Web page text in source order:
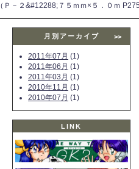
（Ｐ－２&#12288;７５ｍｍ×５．０ｍ
月別アーカイブ >>
2011年07月 (1)
2011年06月 (1)
2011年03月 (1)
2010年11月 (1)
2010年07月 (1)
LINK